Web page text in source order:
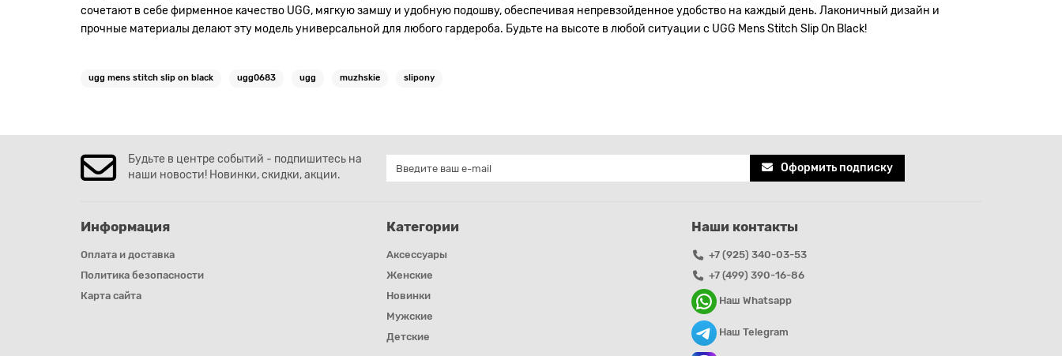
сочетают в себе фирменное качество UGG, мягкую замшу и удобную подошву, обеспечивая непревзойденное удобство на каждый день. Лаконичный дизайн и
прочные материалы делают эту модель универсальной для любого гардероба. Будьте на высоте в любой ситуации с UGG Mens Stitch Slip On Black!
ugg mens stitch slip on black ugg0683 ugg muzhskie slipony
Будьте в центре событий - подпишитесь на
наши новости! Новинки, скидки, акции.
Оформить подписку
Информация
Оплата и доставка
Политика безопасности
Карта сайта
Категории
Аксессуары
Женские
Новинки
Мужские
Детские
Наши контакты
+7 (925) 340-03-53
+7 (499) 390-16-86
Наш Whatsapp
Наш Telegram